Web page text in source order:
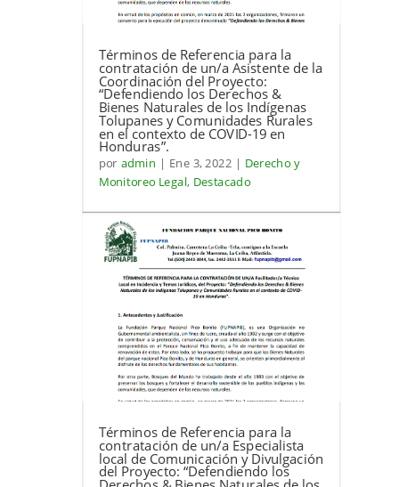
Términos de Referencia para la
contratación de un/a Asistente de la
Coordinación del Proyecto:
“Defendiendo los Derechos &
Bienes Naturales de los Indígenas
Tolupanes y Comunidades Rurales
en el contexto de COVID-19 en
Honduras”.
por admin | Ene 3, 2022| Derecho y
Monitoreo Legal, Destacado
Términos de Referencia para la
contratación de un/a Especialista
local de Comunicación y Divulgación
del Proyecto: “Defendiendo los